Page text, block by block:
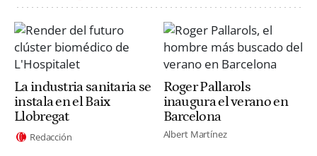
La industria sanitaria se
instala en el Baix
Llobregat
Redacción
Roger Pallarols
inaugura el verano en
Barcelona
Albert Martínez